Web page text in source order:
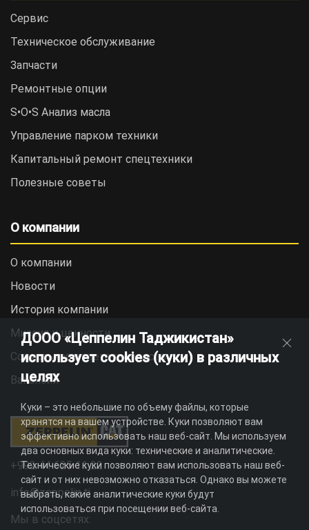
Сервис
Техническое обслуживание
Запчасти
Ремонтные опции
S•O•S Анализ масла
Управление парком техники
Капитальный ремонт спецтехники
Полезные советы
О компании
О компании
Новости
История компании
Миссия и ценности
Социальная ответственность
Вакансии
+992 44 625 11 22
info@zeppelin.tj
Мы в соцсетях:
ДООО «Цеппелин Таджикистан»
использует cookies (куки) в различных
целях
Куки – это небольшие по объему файлы, которые
хранятся на вашем устройстве. Куки позволяют вам
эффективно использовать наш веб-сайт. Мы используем
два основных вида куки: технические и аналитические.
Технические куки позволяют вам использовать наш веб-
сайт и от них невозможно отказаться. Однако вы можете
выбрать, какие аналитические куки будут
использоваться при посещении веб-сайта.